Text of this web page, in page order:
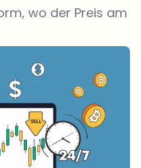
wo der Preis am